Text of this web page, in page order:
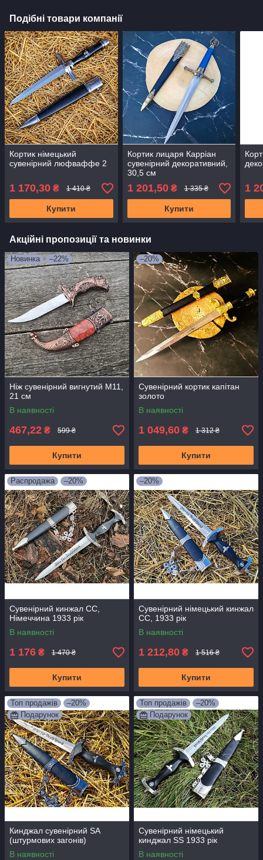
Подібні товари компанії
Кортик німецький
сувенірний люфваффе 2
1 170,30 ₴ 1 410 ₴
Купити
Кортик лицаря Карріан
сувенірний декоративний,
30,5 см
1 201,50₴ 1 335 ₴
Купити
1
Акційні пропозиції та новинки
Новинка –22%
Ніж сувенірний вигнутий M11,
21 см
В наявності
467,22 ₴ 599 ₴
Купити
–20%
Сувенірний кортик капітан
золото
В наявності
1 049,60 ₴ 1 312 ₴
Купити
Распродажа –20%
Сувенірний кинжал СС,
Німеччина 1933 рік
В наявності
1 176 ₴ 1 470 ₴
Купити
–20%
Сувенірний німецький кинжал
СС, 1933 рік
В наявності
1 212,80 ₴ 1 516 ₴
Купити
Топ продажів
–20%
Подарунок
Кинджал сувенірний SA
(штурмових загонів)
В наявності
Топ продажів
–20%
Подарунок
Сувенірний німецький
кинджал SS 1933 рік
В наявності